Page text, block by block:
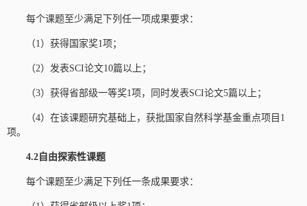
每个课题至少满足下列任一项成果要求：
（1）获得国家奖1项；
（2）发表SCI论文10篇以上；
（3）获得省部级一等奖1项，同时发表SCI论文5篇以上；
（4）在该课题研究基础上，获批国家自然科学基金重点项目1
项。
4.2自由探索性课题
每个课题至少满足下列任一条成果要求：